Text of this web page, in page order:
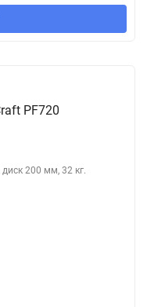
PF720
200 мм, 32 кг.